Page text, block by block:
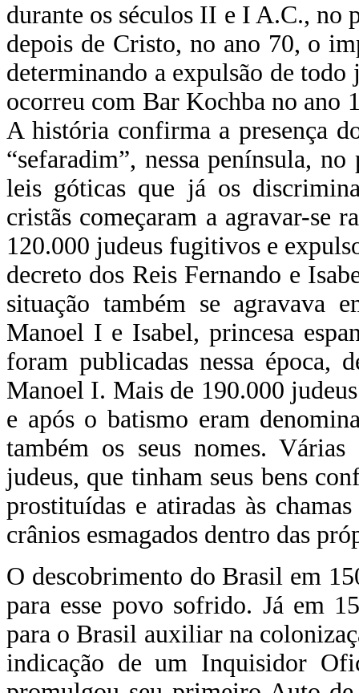
durante os séculos II e I A.C., no
depois de Cristo, no ano 70, o
determinando a expulsão de
ocorreu com Bar Kochba no ano
A história confirma a presença
“sefaradim”, nessa península,
leis góticas que já os
cristãs começaram a agravar-se
120.000 judeus fugitivos e
decreto dos Reis Fernando e
situação também se agravava
Manoel I e Isabel, princesa
foram publicadas nessa época,
Manoel I. Mais de 190.000
e após o batismo eram
também os seus nomes.
judeus, que tinham seus bens
prostituídas e atiradas às
crânios esmagados dentro das
O descobrimento do Brasil em
para esse povo sofrido. Já em
para o Brasil auxiliar na
indicação de um Inquisidor